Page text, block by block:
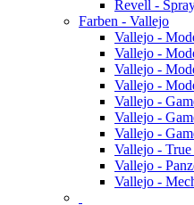
Revell -
Farben - Vallejo
Vallejo -
Vallejo -
Vallejo -
Vallejo -
Vallejo -
Vallejo -
Vallejo -
Vallejo -
Vallejo -
Vallejo -